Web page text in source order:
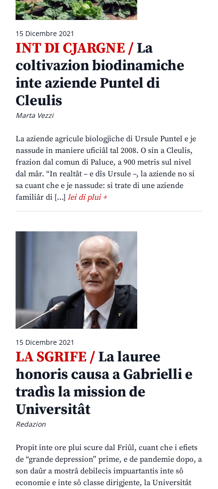
15 Dicembre 2021
INT DI CJARGNE /La
coltivazion biodinamiche
inte aziende Puntel di
Cleulis
Marta Vezzi
La aziende agricule biologjiche di Ursule Puntel e je
nassude in maniere uficiâl tal 2008. O sin a Cleulis,
frazion dal comun di Paluce, a 900 metris sul nivel
dal mâr. “In realtât – e dîs Ursule –, la aziende no si
sa cuant che e je nassude: si trate di une aziende
familiâr di […] lei di plui +
15 Dicembre 2021
LA SGRIFE /La lauree
honoris causa a Gabrielli e
tradìs la mission de
Universitât
Redazion
Propit inte ore plui scure dal Friûl, cuant che i efiets
de “grande depression” prime, e de pandemie dopo, a
son daûr a mostrâ debilecis impuartantis inte sô
economie e inte sô classe dirigjente, la Universitât